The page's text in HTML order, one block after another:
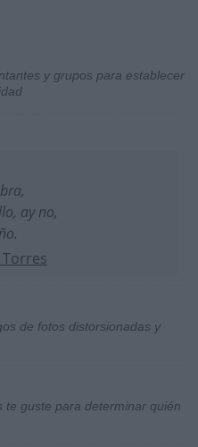
y grupos para establecer
ay no,
de fotos distorsionadas y
te guste para determinar quién